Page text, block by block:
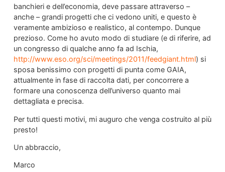
banchieri e dell’economia, deve passare attraverso –
anche – grandi progetti che ci vedono uniti, e questo è
veramente ambizioso e realistico, al contempo. Dunque
prezioso. Come ho avuto modo di studiare (e di riferire, ad
un congresso di qualche anno fa ad Ischia,
http://www.eso.org/sci/meetings/2011/feedgiant.html) si
sposa benissimo con progetti di punta come GAIA,
attualmente in fase di raccolta dati, per concorrere a
formare una conoscenza dell’universo quanto mai
dettagliata e precisa.
Per tutti questi motivi, mi auguro che venga costruito al più
presto!
Un abbraccio,
Marco